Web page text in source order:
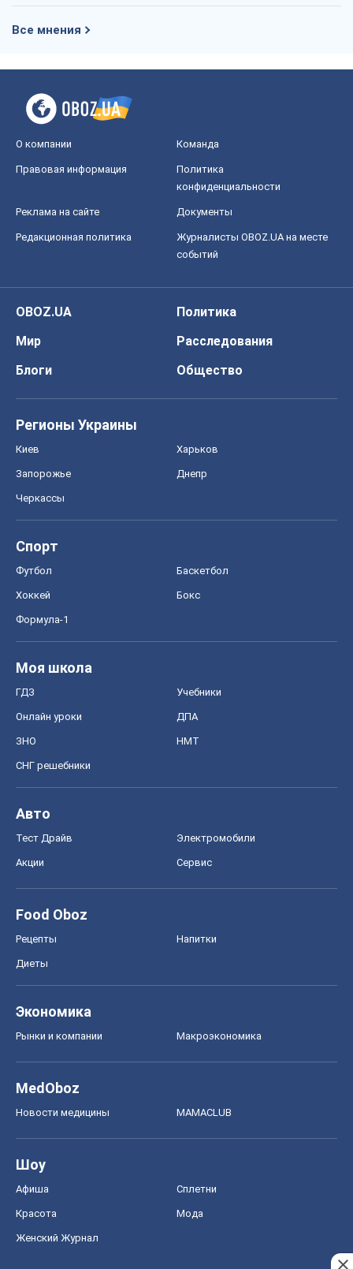
Все мнения
О компании Команда
Правовая информация
Политика
конфиденциальности
Реклама на сайте Документы
Редакционная политика
Журналисты OBOZ.UA на месте
событий
OBOZ.UA
Политика
Мир
Расследования
Блоги
Общество
Регионы Украины
Киев Харьков
Запорожье Днепр
Черкассы
Спорт
Футбол Баскетбол
Хоккей Бокс
Формула-1
Моя школа
ГДЗ Учебники
Онлайн уроки ДПА
ЗНО НМТ
СНГ решебники
Авто
Тест Драйв Электромобили
Акции Сервис
Food Oboz
Рецепты Напитки
Диеты
Экономика
Рынки и компании Mакроэкономика
MedOboz
Новости медицины MAMACLUB
Шоу
Афиша Сплетни
Красота Мода
Женский Журнал